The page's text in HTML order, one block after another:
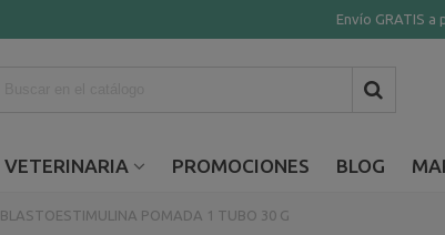
Envío GRATIS
VETERINARIA PROMOCIONES BLOG
BLASTOESTIMULINA POMADA 1 TUBO 30 G